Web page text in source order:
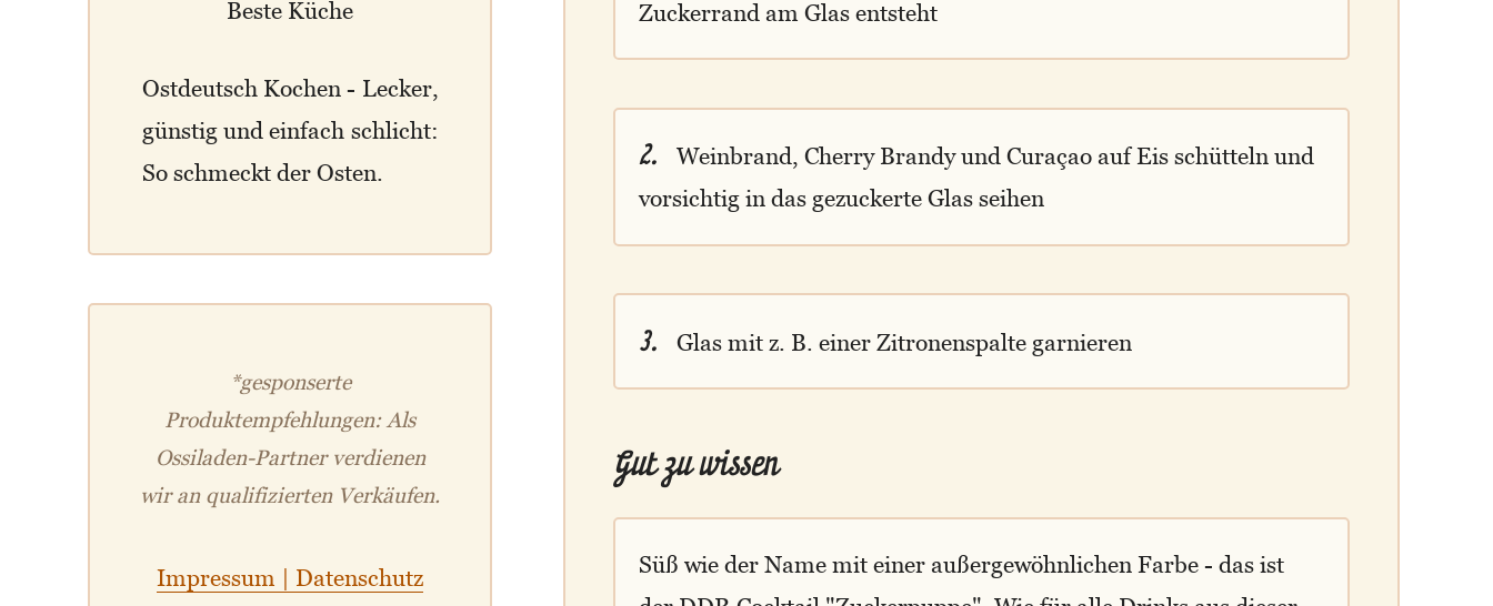
Zuckerrand am Glas entsteht
2.
Weinbrand, Cherry Brandy und Curaçao auf Eis schütteln und
vorsichtig in das gezuckerte Glas seihen
3. Glas mit z. B. einer Zitronenspalte garnieren
Gut zu wissen
Süß wie der Name mit einer außergewöhnlichen Farbe - das ist
Ostdeutsch Kochen - Lecker,
günstig und einfach schlicht:
So schmeckt der Osten.
*gesponserte
Produktempfehlungen: Als
Ossiladen-Partner verdienen
wir an qualifizierten Verkäufen.
Impressum | Datenschutz